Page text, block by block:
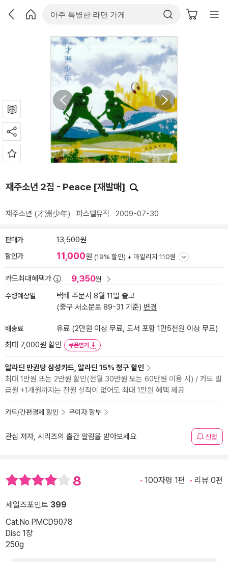
재주소년 2집 - Peace [재발매]
재주소년 (才洲少年) 파스텔뮤직 2009-07-30
판매가 13,500원
할인가 11,000원 (19% 할인) + 마일리지 110원
카드최대혜택가 9,350원
수령예상일
택배 주문시 8월 11일 출고
(중구 서소문로 89-31 기준) 변경
배송료
유료 (2만원 이상 무료, 도서 포함 1만5천원 이상 무료)
최대 7,000원 할인
쿠폰받기
알라딘 만권당 삼성카드, 알라딘 15% 청구 할인
최대 1만원 또는 2만원 할인(전월 30만원 또는 60만원 이용 시) / 카드 발
급월 +1개월까지는 전월 실적이 없어도 최대 1만원 혜택 제공
카드/간편결제 할인 무이자 할부
관심 저자, 시리즈의 출간 알림을 받아보세요 신청
8 100자평 1편 리뷰 0편
세일즈포인트 399
Cat.No PMCD9078
Disc 1장
250g